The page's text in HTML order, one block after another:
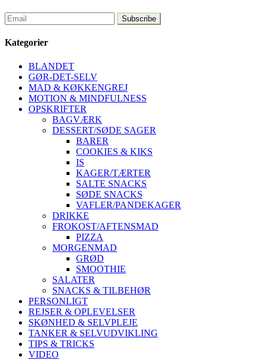
Kategorier
BLANDET
GØR-DET-SELV
MAD & KØKKENGREJ
MOTION & MINDFULNESS
OPSKRIFTER
BAGVÆRK
DESSERT/SØDE SAGER
BARER
COOKIES & KIKS
IS
KAGER/TÆRTER
SALTE SNACKS
SØDE SNACKS
VAFLER/PANDEKAGER
DRIKKE
FROKOST/AFTENSMAD
PIZZA
MORGENMAD
GRØD
SMOOTHIE
SALATER
SNACKS & TILBEHØR
PERSONLIGT
REJSER & OPLEVELSER
SKØNHED & SELVPLEJE
TANKER & SELVUDVIKLING
TIPS & TRICKS
VIDEO